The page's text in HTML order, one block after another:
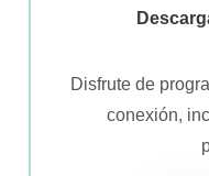
Disfrute de
conexión,